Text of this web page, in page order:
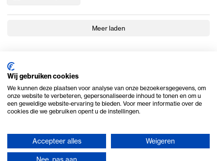
Meer laden
© 2026 Ome Piet Verhuur
Wij gebruiken cookies
We kunnen deze plaatsen voor analyse van onze bezoekersgegevens, om
onze website te verbeteren, gepersonaliseerde inhoud te tonen en om u
een geweldige website-ervaring te bieden. Voor meer informatie over de
cookies die we gebruiken opent u de instellingen.
Accepteer alles Weigeren